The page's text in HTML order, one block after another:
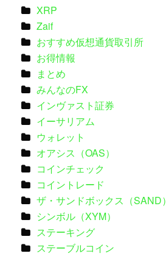
XRP
Zaif
おすすめ仮想通貨取引所
お得情報
まとめ
みんなのFX
インヴァスト証券
イーサリアム
ウォレット
オアシス（OAS）
コインチェック
コイントレード
ザ・サンドボックス（SAND）
シンボル（XYM）
ステーキング
ステーブルコイン